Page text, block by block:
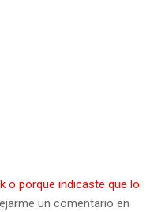
o porque indicaste que lo
un comentario en